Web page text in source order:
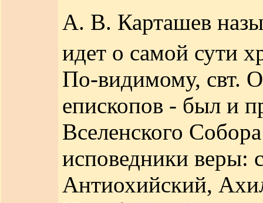
А. В. Карташев
идет о самой сути
По-видимому, свт.
епископов - был и
Вселенского
исповедники веры:
Антиохийский,